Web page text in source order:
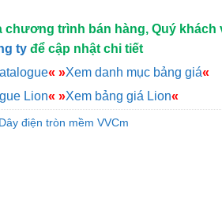
chương trình bán hàng, Quý khách
ty để cập nhật chi tiết
« »Xem danh mục bảng giá«
Lion« »Xem bảng giá Lion«
điện tròn mềm VVCm